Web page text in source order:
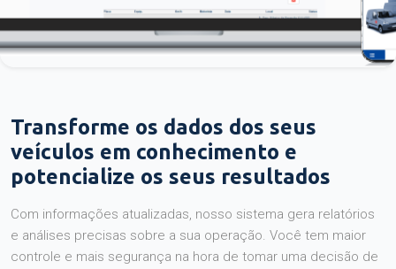
Transforme os dados dos seus
veículos em conhecimento e
potencialize os seus resultados
Com informações atualizadas, nosso sistema gera relatórios
e análises precisas sobre a sua operação. Você tem maior
controle e mais segurança na hora de tomar uma decisão de